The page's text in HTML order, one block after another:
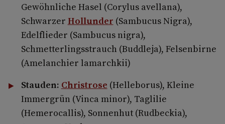
Gewöhnliche Hasel (Corylus avellana),
Schwarzer Hollunder (Sambucus Nigra),
Edelflieder (Sambucus nigra),
Schmetterlingsstrauch (Buddleja), Felsenbirne
(Amelanchier lamarchkii)
Stauden: Christrose (Helleborus), Kleine
Immergrün (Vinca minor), Taglilie
(Hemerocallis), Sonnenhut (Rudbeckia),